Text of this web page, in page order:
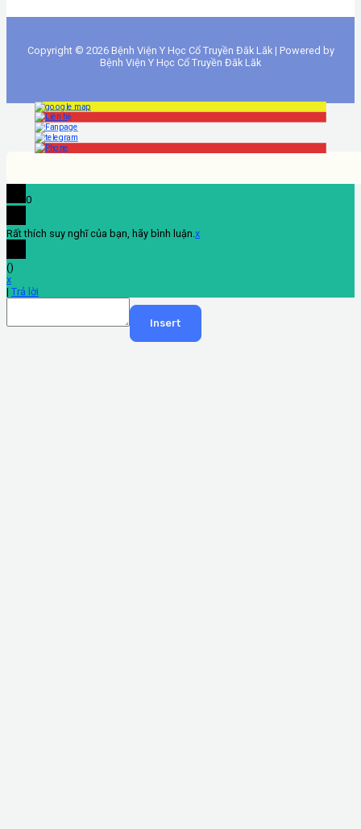
Copyright © 2026 Bệnh Viện Y Học Cổ Truyền Đăk Lăk | Powered by
Bệnh Viện Y Học Cổ Truyền Đăk Lăk
0
Rất thích suy nghĩ của bạn, hãy bình luận. x
()
x
| Trả lời
Insert